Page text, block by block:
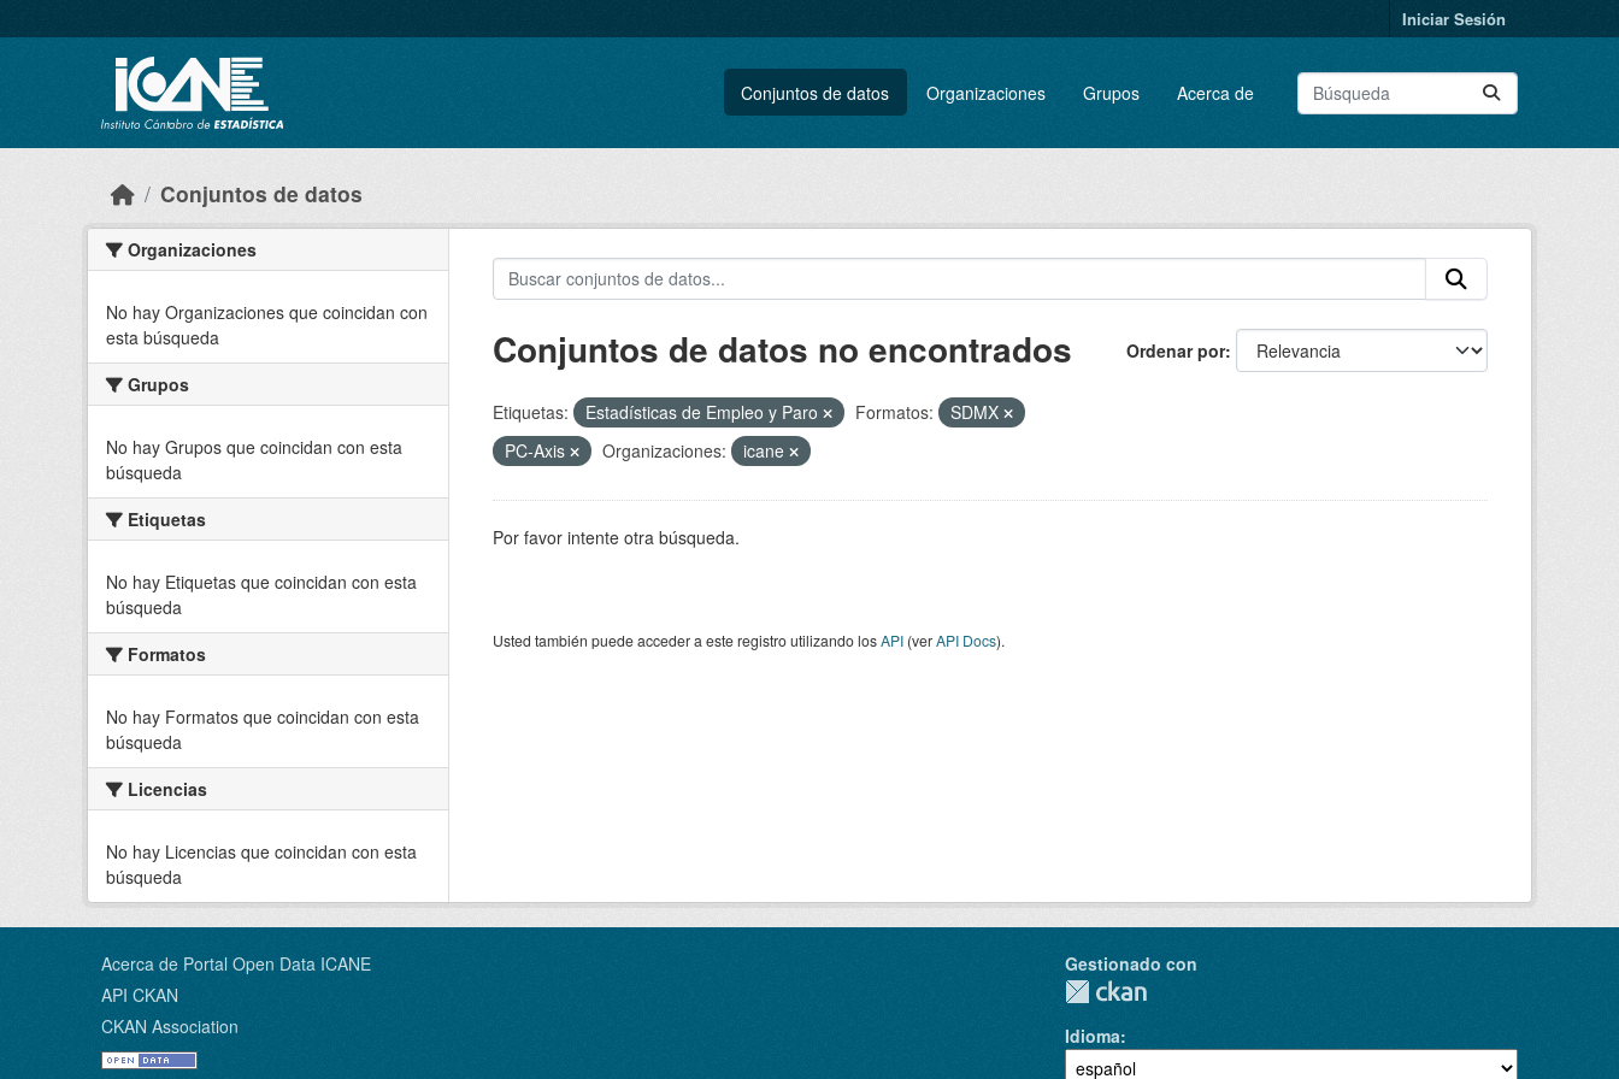
Iniciar Sesión
Conjuntos de datos Organizaciones Grupos Acerca de
Conjuntos de datos
Organizaciones
No hay Organizaciones que coincidan con
esta búsqueda
Grupos
No hay Grupos que coincidan con esta
búsqueda
Etiquetas
No hay Etiquetas que coincidan con esta
búsqueda
Formatos
No hay Formatos que coincidan con esta
búsqueda
Licencias
No hay Licencias que coincidan con esta
búsqueda
Ordenar por
Conjuntos de datos no encontrados
Etiquetas: Estadísticas de Empleo y Paro Formatos:
SDMX
PC-Axis
Organizaciones: icane
Por favor intente otra búsqueda.
Usted también puede acceder a este registro utilizando losAPI(verAPI Docs).
Acerca de Portal Open Data ICANE
API CKAN
CKAN Association
Gestionado con
Idioma